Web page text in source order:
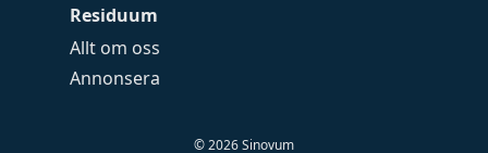
Residuum
Allt om oss
Annonsera
©2026Sinovum